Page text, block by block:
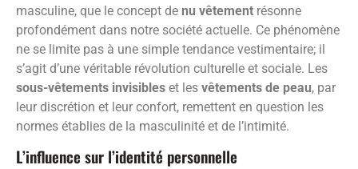
masculine, que le concept de nu vêtement résonne
profondément dans notre société actuelle. Ce phénomène
ne se limite pas à une simple tendance vestimentaire; il
s’agit d’une véritable révolution culturelle et sociale. Les
sous-vêtements invisibles et les vêtements de peau, par
leur discrétion et leur confort, remettent en question les
normes établies de la masculinité et de l’intimité.
L’influence sur l’identité personnelle